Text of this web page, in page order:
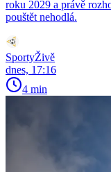
roku 2029 a právě
pouštět nehodlá.
SportyŽivě
dnes, 17:16
4 min